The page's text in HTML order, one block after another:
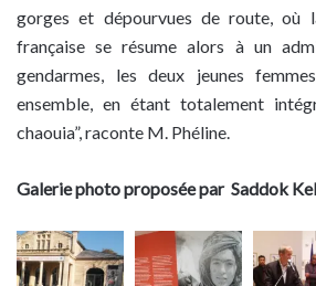
gorges et dépourvues de route, où
française se résume alors à un
gendarmes, les deux jeunes
ensemble, en étant totalement
chaouia”, raconte M. Phéline.
Galeriephoto proposée par Saddok